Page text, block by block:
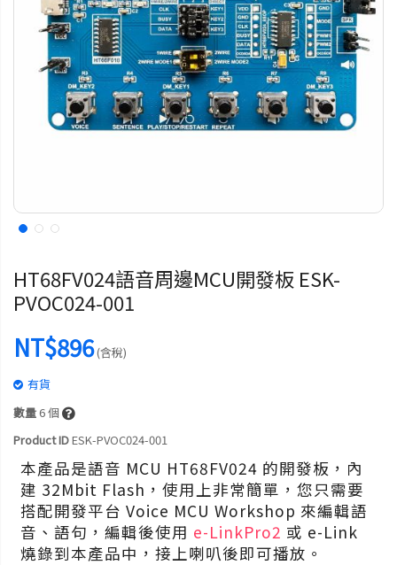
HT68FV024語音周邊MCU開發板 ESK-
PVOC024-001
NT$896(含稅)
有貨
數量6個
Product IDESK-PVOC024-001
本產品是語音 MCU HT68FV024 的開發板，內
建 32Mbit Flash，使用上非常簡單，您只需要
搭配開發平台 Voice MCU Workshop 來編輯語
音、語句，編輯後使用 e-LinkPro2 或 e-Link
燒錄到本產品中，接上喇叭後即可播放。